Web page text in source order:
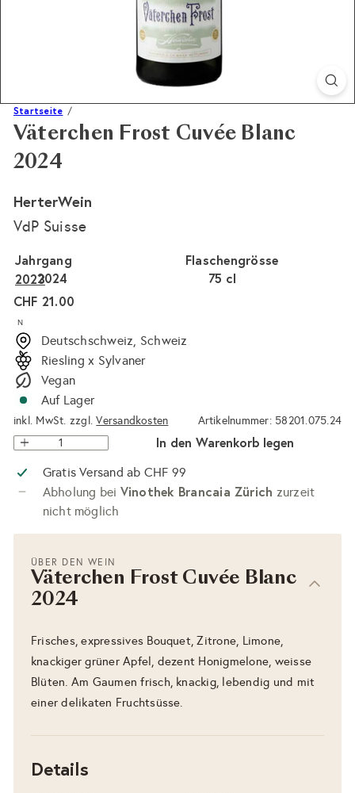
Startseite
Väterchen Frost Cuvée Blanc
2024
HerterWein
VdP Suisse
Flaschengrösse
75 cl
Jahrgang
2024
2023
Normaler
Preis
CHF 21.00
N
Deutschschweiz, Schweiz
Riesling x Sylvaner
Vegan
Auf Lager
inkl. MwSt. zzgl.Versandkosten Artikelnummer: 58201.075.24
In den Warenkorb legen
Gratis Versand ab CHF 99
Abholung bei Vinothek Brancaia Zürich zurzeit
nicht möglich
ÜBER DEN WEIN
Väterchen Frost Cuvée Blanc
2024
Frisches, expressives Bouquet, Zitrone, Limone,
knackiger grüner Apfel, dezent Honigmelone, weisse
Blüten. Am Gaumen frisch, knackig, lebendig und mit
einer delikaten Fruchtsüsse.
Details